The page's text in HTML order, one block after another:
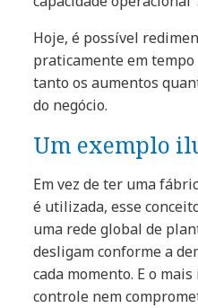
Hoje, é possível
praticamente em
tanto os aumentos
do negócio.
Um exemplo
Em vez de ter uma
é utilizada, esse
uma rede global de
desligam conforme a
cada momento. E o
controle nem